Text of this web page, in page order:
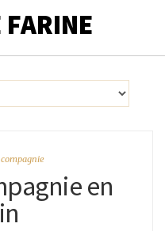
FARINE
en